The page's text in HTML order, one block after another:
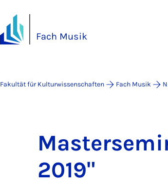
Fach Musik
Fakultät für Kulturwissenschaften Fach Musik
2019"